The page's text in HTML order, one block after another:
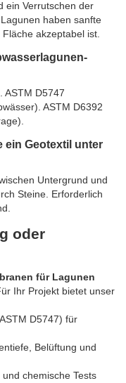
ein Verrutschen der
haben sanfte
akzeptabel ist.
ASTM D5747
ASTM D6392
ein Geotextil unter
Untergrund und
Steine. Erforderlich
oder
für Lagunen
Ihr Projekt bietet unser
D5747) für
Belüftung und
chemische Tests